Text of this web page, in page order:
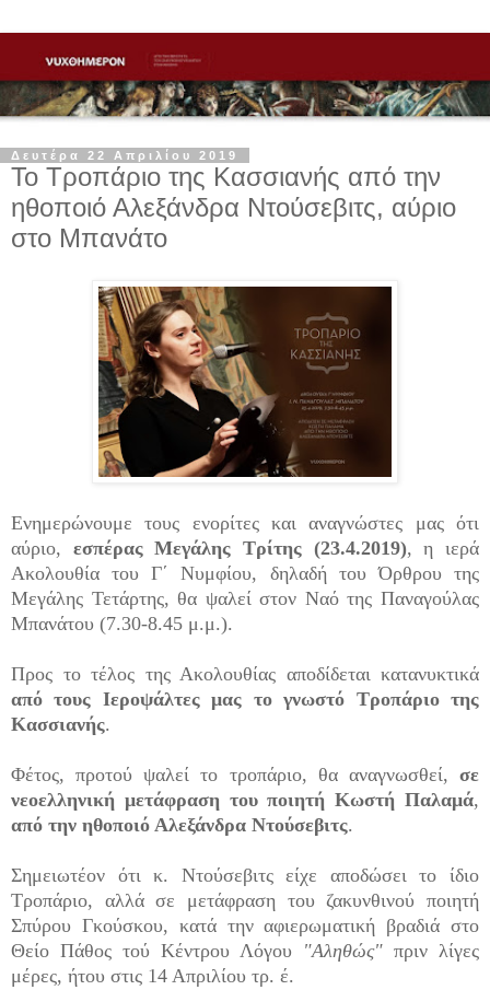
Δευτέρα 22 Απριλίου 2019
Το Τροπάριο της Κασσιανής από την
ηθοποιό Αλεξάνδρα Ντούσεβιτς, αύριο
στο Μπανάτο
Ενημερώνουμε τους ενορίτες και αναγνώστες μας ότι
αύριο, εσπέρας Μεγάλης Τρίτης (23.4.2019), η ιερά
Ακολουθία του Γ΄ Νυμφίου, δηλαδή του Όρθρου της
Μεγάλης Τετάρτης, θα ψαλεί στον Ναό της Παναγούλας
Μπανάτου (7.30-8.45 μ.μ.).
Προς το τέλος της Ακολουθίας αποδίδεται κατανυκτικά
από τους Ιεροψάλτες μας το γνωστό Τροπάριο της
Κασσιανής.
Φέτος, προτού ψαλεί το τροπάριο, θα αναγνωσθεί, σε
νεοελληνική μετάφραση του ποιητή Κωστή Παλαμά,
από την ηθοποιό Αλεξάνδρα Ντούσεβιτς.
Σημειωτέον ότι κ. Ντούσεβιτς είχε αποδώσει το ίδιο
Τροπάριο, αλλά σε μετάφραση του ζακυνθινού ποιητή
Σπύρου Γκούσκου, κατά την αφιερωματική βραδιά στο
Θείο Πάθος τού Κέντρου Λόγου "Αληθώς" πριν λίγες
μέρες, ήτου στις 14 Απριλίου τρ. έ.